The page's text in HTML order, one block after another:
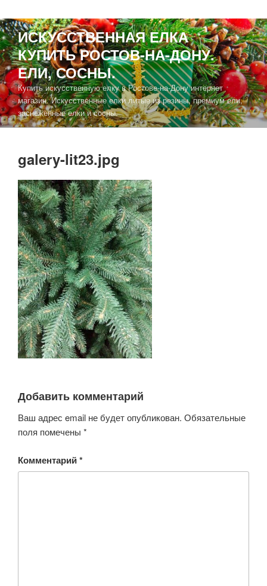
ИСКУССТВЕННАЯ ЕЛКА
КУПИТЬ РОСТОВ-НА-ДОНУ.
ЕЛИ, СОСНЫ.
Купить искусственную елку в Ростове-на-Дону интернет
магазин. Искусственные елки литые из резины, премиум ели,
заснеженные елки и сосны.
galery-lit23.jpg
Добавить комментарий
Ваш адрес email не будет опубликован. Обязательные
поля помечены *
Комментарий*